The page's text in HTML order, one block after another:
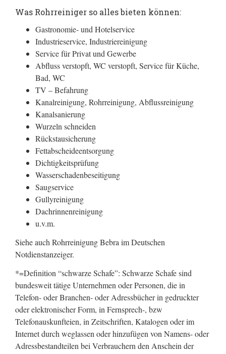
Was Rohrreiniger so alles bieten können:
Gastronomie- und Hotelservice
Industrieservice, Industriereinigung
Service für Privat und Gewerbe
Abfluss verstopft, WC verstopft, Service für Küche,
Bad, WC
TV – Befahrung
Kanalreinigung, Rohrreinigung, Abflussreinigung
Kanalsanierung
Wurzeln schneiden
Rückstausicherung
Fettabscheideentsorgung
Dichtigkeitsprüfung
Wasserschadenbeseitigung
Saugservice
Gullyreinigung
Dachrinnenreinigung
u.v.m.
Siehe auch Rohrreinigung Bebra im Deutschen
Notdienstanzeiger.
*=Definition “schwarze Schafe”: Schwarze Schafe sind
bundesweit tätige Unternehmen oder Personen, die in
Telefon- oder Branchen- oder Adressbücher in gedruckter
oder elektronischer Form, in Fernsprech-, bzw
Telefonauskunfteien, in Zeitschriften, Katalogen oder im
Internet durch weglassen oder hinzufügen von Namens- oder
Adressbestandteilen bei Verbrauchern den Anschein der